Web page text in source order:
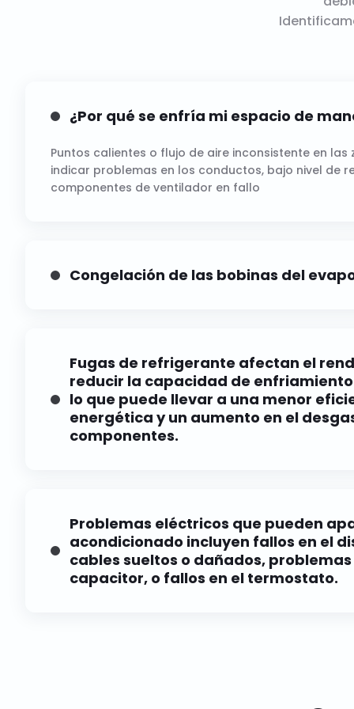
¿Por qué se enfría mi espacio de
Puntos calientes o flujo de aire inconsistente en las
indicar problemas en los conductos, bajo nivel de
componentes de ventilador en fallo
Congelación de las bobinas del
Fugas de refrigerante afectan el
reducir la capacidad de
lo que puede llevar a una menor
energética y un aumento en el
componentes.
Problemas eléctricos que pueden
acondicionado incluyen fallos en el
cables sueltos o dañados, problemas
capacitor, o fallos en el termostato.